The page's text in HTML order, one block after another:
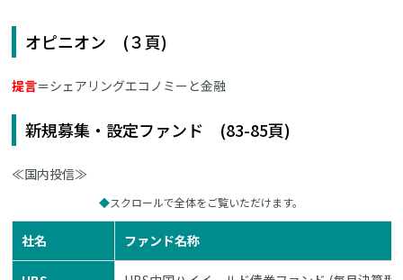
オピニオン (３頁)
提言＝シェアリングエコノミーと金融
新規募集・設定ファンド (83-85頁)
≪国内投信≫
スクロールで全体をご覧いただけます。
社名 ファンド名称